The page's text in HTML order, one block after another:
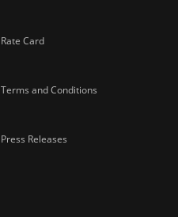
Rate Card
Terms and Conditions
Press Releases